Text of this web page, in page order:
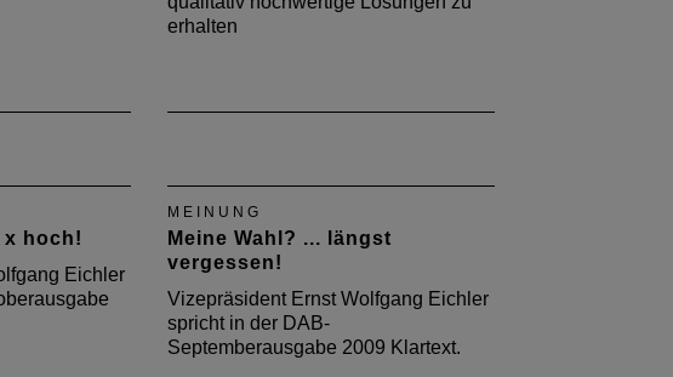
erhalten
x hoch!
Eichler
MEINUNG
Meine Wahl? ... längst
vergessen!
Vizepräsident Ernst Wolfgang Eichler
spricht in der DAB-
Septemberausgabe 2009 Klartext.